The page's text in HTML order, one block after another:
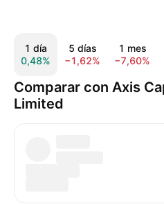
1 día
0,48%
5 días
−1,62%
1 mes
−7,60%
Comparar con Axis
Limited